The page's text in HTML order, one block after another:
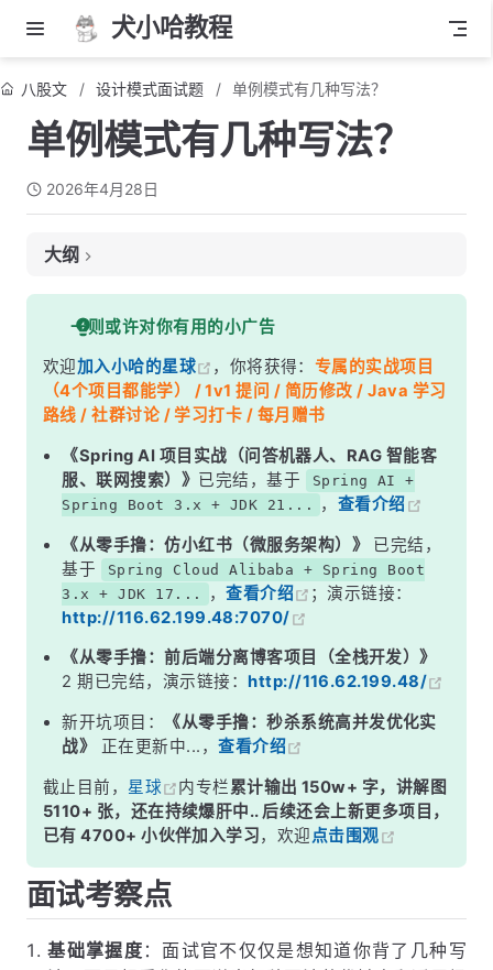
犬小哈教程
八股文 设计模式面试题 单例模式有几种写法？
单例模式有几种写法？
2026年4月28日
大纲
面试考察点
核心答案
深度解析
一、饿汉式
二、懒汉式（同步方法）
三、双重检查锁（DCL）
五、枚举单例
深度补充：单例的 &quot;破坏&quot; 与 &quot;防御&quot;
常见面试变体
记忆口诀
总结
一则或许对你有用的小广告
欢迎加入小哈的星球 ，你将获得： 专属的实战项目
（4个项目都能学） / 1v1 提问 / 简历修改 / Java 学习
路线 / 社群讨论 / 学习打卡 / 每月赠书
《Spring AI 项目实战（问答机器人、RAG 智能客
服、联网搜索）》 已完结，基于
Spring AI +
Spring Boot 3.x + JDK 21...
， 查看介绍
《从零手撸：仿小红书（微服务架构）》
已完结，
基于
Spring Cloud Alibaba + Spring Boot
3.x + JDK 17...
，查看介绍
；演示链接：
http://116.62.199.48:7070/
《从零手撸：前后端分离博客项目（全栈开发）》
2 期已完结，演示链接： http://116.62.199.48/
新开坑项目：
《从零手撸：秒杀系统高并发优化实
战》
正在更新中...，查看介绍
截止目前， 星球 内专栏累计输出 150w+ 字，讲解图
5110+ 张，还在持续爆肝中.. 后续还会上新更多项目，
已有 4700+ 小伙伴加入学习，欢迎点击围观
面试考察点
基础掌握度 ：面试官不仅仅是想知道你背了几种写